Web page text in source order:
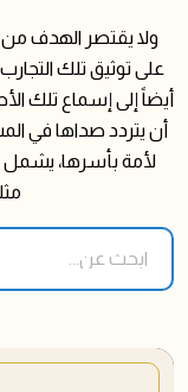
ولا يقتصر الهدف من
على توثيق تلك
أيضاً إلى إسماع تلك
أن يتردد صداها في
لأمة بأسرها، يشمل
search form